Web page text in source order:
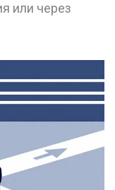
или через